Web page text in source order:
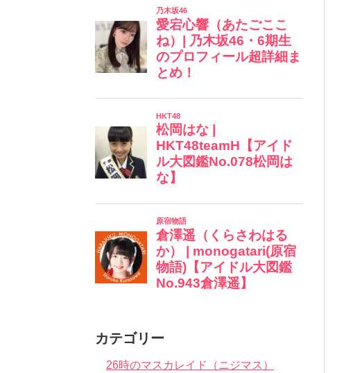
カテゴリー
26時のマスカレイド（ニジマス）